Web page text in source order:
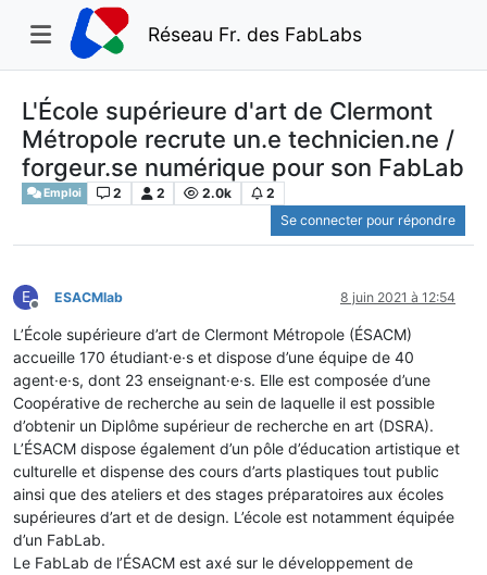
Réseau Fr. des FabLabs
L'École supérieure d'art de Clermont
Métropole recrute un.e technicien.ne /
forgeur.se numérique pour son FabLab
Emploi 2 2 2.0k
2
Se connecter pour répondre
E
Hors-ligne
ESACMlab 8 juin 2021 à 12:54
L’École supérieure d’art de Clermont Métropole (ÉSACM)
accueille 170 étudiant·e·s et dispose d’une équipe de 40
agent·e·s, dont 23 enseignant·e·s. Elle est composée d’une
Coopérative de recherche au sein de laquelle il est possible
d’obtenir un Diplôme supérieur de recherche en art (DSRA).
L’ÉSACM dispose également d’un pôle d’éducation artistique et
culturelle et dispense des cours d’arts plastiques tout public
ainsi que des ateliers et des stages préparatoires aux écoles
supérieures d’art et de design. L’école est notamment équipée
d’un FabLab.
Le FabLab de l’ÉSACM est axé sur le développement de